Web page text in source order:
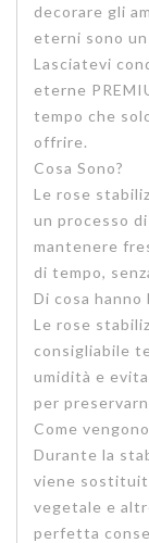
decorare gli
eterni sono
Lasciatevi
eterne
tempo che
offrire.
Cosa Sono?
Le rose
un processo
mantenere
di tempo,
Di cosa hanno
Le rose
consigliabile
umidità e
per
Come
Durante la
viene
vegetale e
perfetta